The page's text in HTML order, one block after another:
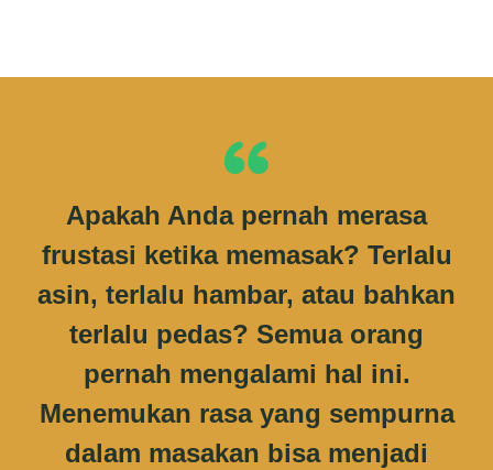
Apakah Anda pernah merasa
frustasi ketika memasak? Terlalu
asin, terlalu hambar, atau bahkan
terlalu pedas? Semua orang
pernah mengalami hal ini.
Menemukan rasa yang sempurna
dalam masakan bisa menjadi